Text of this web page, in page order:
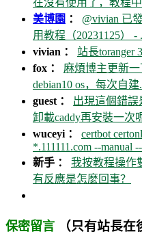
美博園 ： @vivian 已
用教程（20231125） -
vivian ： 站長toranger
fox ： 麻煩博主更新一
debian10 os，每次自建
guest ： 出現這個錯
卸載caddy再安裝一次
wuceyi ： certbot
*.111111.com --manual
新手 ： 我按教程操作
有反應是怎麼回事？
保密留言 （只有站長在